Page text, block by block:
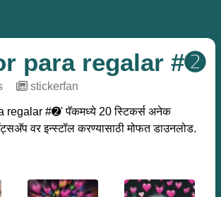
para regalar #➋
stickerfan
regalar #➋' पॅकमध्ये 20 स्टिकर्स अनेक
वर इन्स्टॉल करण्यासाठी मोफत डाउनलोड.